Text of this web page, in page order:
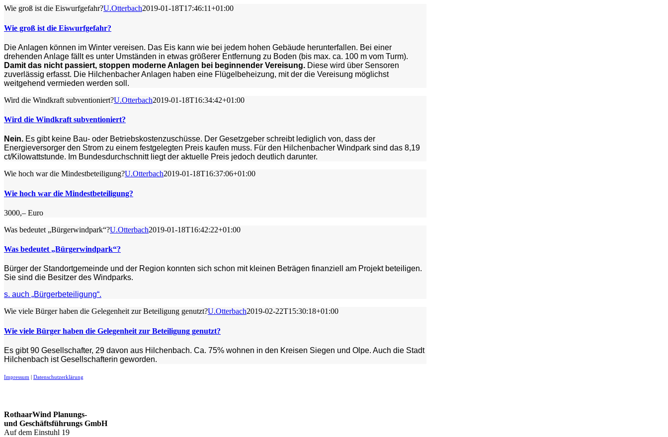
Wie groß ist die Eiswurfgefahr?U.Otterbach2019-01-18T17:46:11+01:00
Wie groß ist die Eiswurfgefahr?
Die Anlagen können im Winter vereisen. Das Eis kann wie bei jedem hohen Gebäude herunterfallen. Bei einer
drehenden Anlage fällt es unter Umständen in etwas größerer Entfernung zu Boden (bis max. ca. 100 m vom Turm).
Damit das nicht passiert, stoppen moderne Anlagen bei beginnender Vereisung. Diese wird über Sensoren
zuverlässig erfasst. Die Hilchenbacher Anlagen haben eine Flügelbeheizung, mit der die Vereisung möglichst
weitgehend vermieden werden soll.
Wird die Windkraft subventioniert?U.Otterbach2019-01-18T16:34:42+01:00
Wird die Windkraft subventioniert?
Nein. Es gibt keine Bau- oder Betriebskostenzuschüsse. Der Gesetzgeber schreibt lediglich von, dass der
Energieversorger den Strom zu einem festgelegten Preis kaufen muss. Für den Hilchenbacher Windpark sind das 8,19
ct/Kilowattstunde. Im Bundesdurchschnitt liegt der aktuelle Preis jedoch deutlich darunter.
Wie hoch war die Mindestbeteiligung?U.Otterbach2019-01-18T16:37:06+01:00
Wie hoch war die Mindestbeteiligung?
3000,– Euro
Was bedeutet „Bürgerwindpark“?U.Otterbach2019-01-18T16:42:22+01:00
Was bedeutet „Bürgerwindpark“?
Bürger der Standortgemeinde und der Region konnten sich schon mit kleinen Beträgen finanziell am Projekt beteiligen.
Sie sind die Besitzer des Windparks.
s. auch „Bürgerbeteiligung“.
Wie viele Bürger haben die Gelegenheit zur Beteiligung genutzt?U.Otterbach2019-02-22T15:30:18+01:00
Wie viele Bürger haben die Gelegenheit zur Beteiligung genutzt?
Es gibt 90 Gesellschafter, 29 davon aus Hilchenbach. Ca. 75% wohnen in den Kreisen Siegen und Olpe. Auch die Stadt
Hilchenbach ist Gesellschafterin geworden.
Impressum Datenschutzerklärung
RothaarWind Planungs-
und Geschäftsführungs GmbH
Auf dem Einstuhl 19